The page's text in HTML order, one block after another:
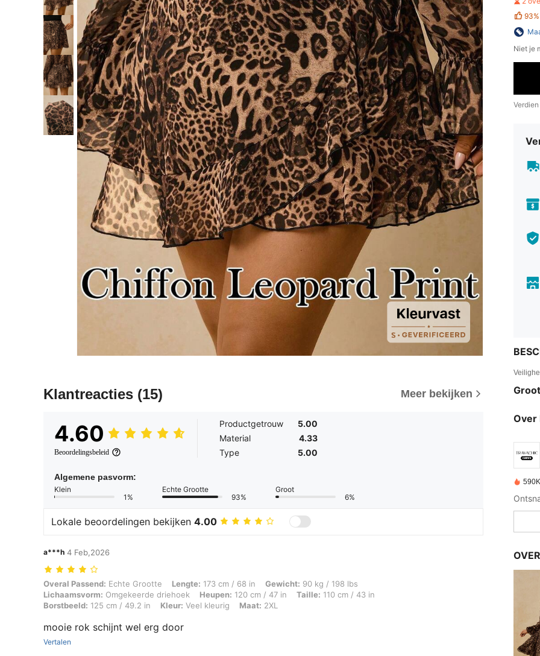
Klantreacties (15) Meer bekijken
4.60
Beoordelingsbeleid
Productgetrouw
5.00
Material
4.33
Type
5.00
Algemene pasvorm:
Klein
1%
Echte Grootte
93%
Groot
6%
Lokale beoordelingen bekijken 4.00
a***h 4 Feb,2026
Overal Passend: Echte Grootte, Lengte: 173 cm / 68 in, Gewicht: 90 kg / 198 lbs, Lichaamsvorm: Omgekeerde driehoek, Heupen: 120 cm / 47 in,
Overal Passend: Echte Grootte Lengte: 173 cm / 68 in Gewicht: 90 kg / 198 lbs
Lichaamsvorm: Omgekeerde driehoek Heupen: 120 cm / 47 in Taille: 110 cm / 43 in
Borstbeeld: 125 cm / 49.2 in Kleur: Veel kleurig Maat: 2XL
mooie rok schijnt wel erg door
Vertalen
93%
Niet je
Over